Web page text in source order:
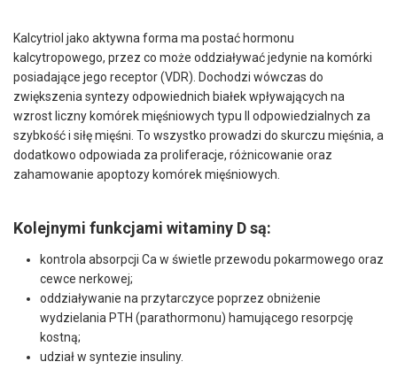
Kalcytriol jako aktywna forma ma postać hormonu
kalcytropowego, przez co może oddziaływać jedynie na komórki
posiadające jego receptor (VDR). Dochodzi wówczas do
zwiększenia syntezy odpowiednich białek wpływających na
wzrost liczny komórek mięśniowych typu II odpowiedzialnych za
szybkość i siłę mięśni. To wszystko prowadzi do skurczu mięśnia, a
dodatkowo odpowiada za proliferacje, różnicowanie oraz
zahamowanie apoptozy komórek mięśniowych.
Kolejnymi funkcjami witaminy D są:
kontrola absorpcji Ca w świetle przewodu pokarmowego oraz
cewce nerkowej;
oddziaływanie na przytarczyce poprzez obniżenie
wydzielania PTH (parathormonu) hamującego resorpcję
kostną;
udział w syntezie insuliny.